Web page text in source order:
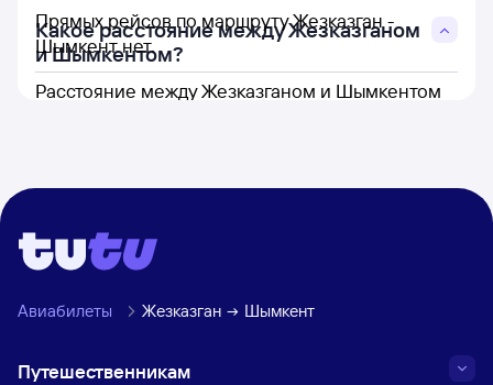
Прямых рейсов по маршруту Жезказган -
Шымкент нет.
Какое расстояние между Жезказганом
и Шымкентом?
Расстояние между Жезказганом и Шымкентом
Авиабилеты Жезказган Шымкент
Путешественникам